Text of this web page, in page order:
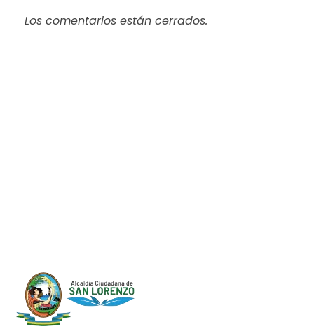
Los comentarios están cerrados.